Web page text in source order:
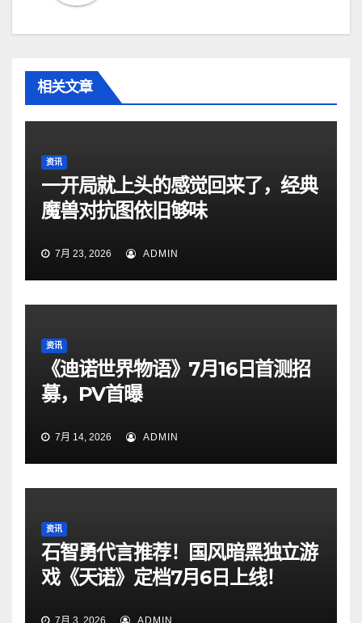
相关文章
资讯
一开局就上头的感觉回来了，经典
魔兽对抗图依旧够味
7月 23, 2026 ADMIN
资讯
《迪诺世界物语》7月16日首测招
募，PV首曝
7月 14, 2026 ADMIN
资讯
石智勇代言推荐！国风暗黑独立游
戏《天诺》定档7月6日上线！